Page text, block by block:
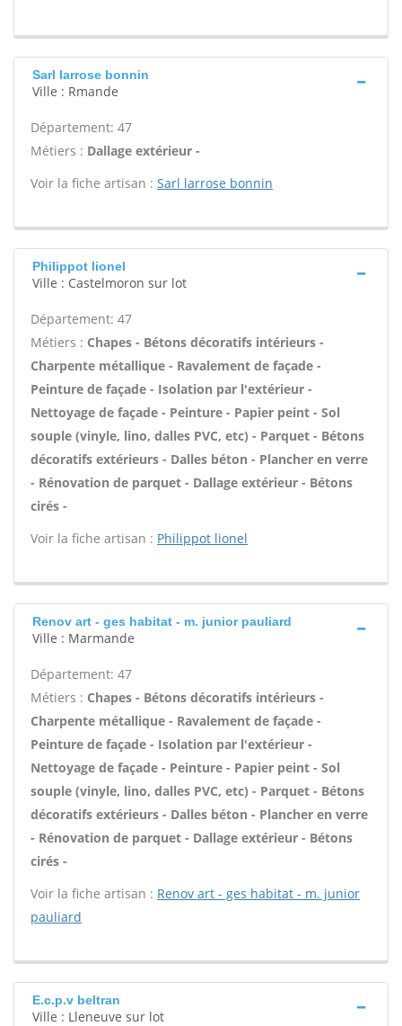
Sarl larrose bonnin
Ville : Rmande
Département: 47
Métiers : Dallage extérieur -
Voir la fiche artisan : Sarl larrose bonnin
Philippot lionel
Ville : Castelmoron sur lot
Département: 47
Métiers : Chapes - Bétons décoratifs intérieurs -
Charpente métallique - Ravalement de façade -
Peinture de façade - Isolation par l'extérieur -
Nettoyage de façade - Peinture - Papier peint - Sol
souple (vinyle, lino, dalles PVC, etc) - Parquet - Bétons
décoratifs extérieurs - Dalles béton - Plancher en verre
- Rénovation de parquet - Dallage extérieur - Bétons
cirés -
Voir la fiche artisan : Philippot lionel
Renov art - ges habitat - m. junior pauliard
Ville : Marmande
Département: 47
Métiers : Chapes - Bétons décoratifs intérieurs -
Charpente métallique - Ravalement de façade -
Peinture de façade - Isolation par l'extérieur -
Nettoyage de façade - Peinture - Papier peint - Sol
souple (vinyle, lino, dalles PVC, etc) - Parquet - Bétons
décoratifs extérieurs - Dalles béton - Plancher en verre
- Rénovation de parquet - Dallage extérieur - Bétons
cirés -
Voir la fiche artisan : Renov art - ges habitat - m. junior
pauliard
E.c.p.v beltran
Ville : Lleneuve sur lot